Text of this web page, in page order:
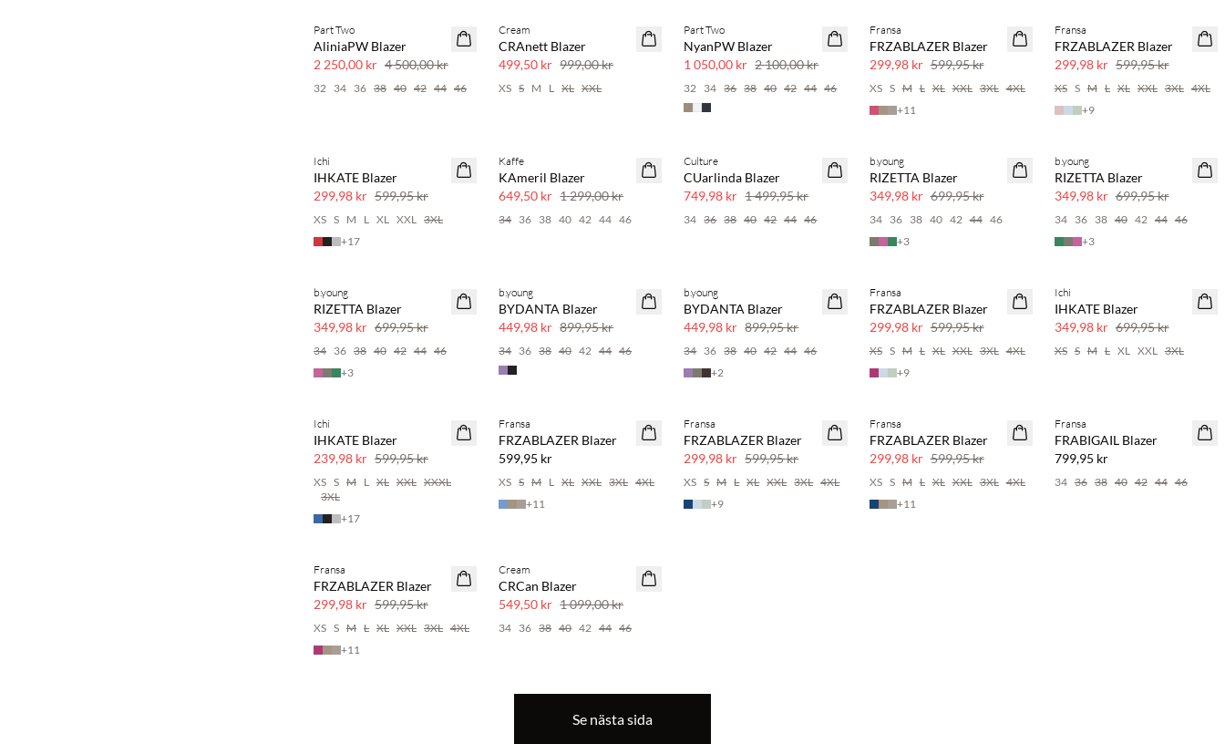
SAVE20
Part Two
AliniaPW Blazer
2 250,00 kr 4 500,00 kr
32 34 36 38 40 42 44 46
SAVE20
Cream
CRAnett Blazer
499,50 kr 999,00 kr
XS S M L XL XXL
SAVE20
50 % rabatt
Part Two
NyanPW Blazer
1 050,00 kr 2 100,00 kr
32 34 36 38 40 42 44 46
SAVE20
Fransa
FRZABLAZER Blazer
299,98 kr 599,95 kr
XS S M L XL XXL 3XL 4XL
+11
SAVE20
Fransa
FRZABLAZER Blazer
299,98 kr 599,95 kr
XS S M L XL XXL 3XL 4XL
+9
SAVE20
Ichi
IHKATE Blazer
299,98 kr 599,95 kr
XS S M L XL XXL 3XL
+17
SAVE20
Kaffe
KAmeril Blazer
649,50 kr 1 299,00 kr
34 36 38 40 42 44 46
SAVE20
Culture
CUarlinda Blazer
749,98 kr 1 499,95 kr
34 36 38 40 42 44 46
SAVE20
b.young
RIZETTA Blazer
349,98 kr 699,95 kr
34 36 38 40 42 44 46
+3
SAVE20
b.young
RIZETTA Blazer
349,98 kr 699,95 kr
34 36 38 40 42 44 46
+3
SAVE20
b.young
RIZETTA Blazer
349,98 kr 699,95 kr
34 36 38 40 42 44 46
+3
SAVE20
b.young
BYDANTA Blazer
449,98 kr 899,95 kr
34 36 38 40 42 44 46
SAVE20
b.young
BYDANTA Blazer
449,98 kr 899,95 kr
34 36 38 40 42 44 46
+2
SAVE20
Fransa
FRZABLAZER Blazer
299,98 kr 599,95 kr
XS S M L XL XXL 3XL 4XL
+9
SAVE20
Ichi
IHKATE Blazer
349,98 kr 699,95 kr
XS S M L XL XXL 3XL
SAVE20
Ichi
IHKATE Blazer
239,98 kr 599,95 kr
XS S M L XL XXL XXXL
3XL
+17
NYHET
Fransa
FRZABLAZER Blazer
599,95 kr
XS S M L XL XXL 3XL 4XL
+11
SAVE20
Fransa
FRZABLAZER Blazer
299,98 kr 599,95 kr
XS S M L XL XXL 3XL 4XL
+9
SAVE20
Fransa
FRZABLAZER Blazer
299,98 kr 599,95 kr
XS S M L XL XXL 3XL 4XL
+11
NYHET
Fransa
FRABIGAIL Blazer
799,95 kr
34 36 38 40 42 44 46
SAVE20
Fransa
FRZABLAZER Blazer
299,98 kr 599,95 kr
XS S M L XL XXL 3XL 4XL
+11
SAVE20
Cream
CRCan Blazer
549,50 kr 1 099,00 kr
34 36 38 40 42 44 46
Se nästa sida